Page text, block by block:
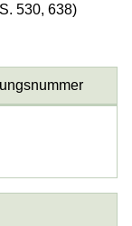
530, 638)